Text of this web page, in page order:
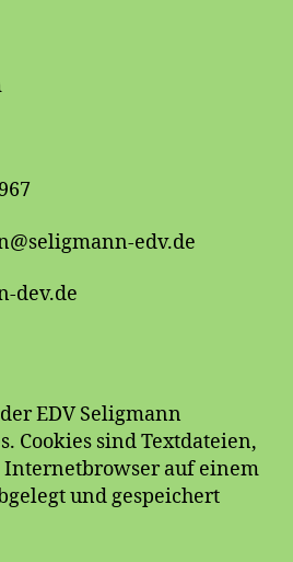
edv.de
dev.de
EDV Seligmann
Cookies sind Textdateien,
auf einem
und gespeichert